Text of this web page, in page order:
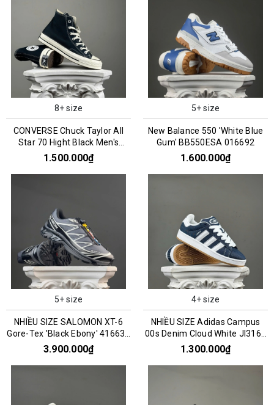
8+ size
CONVERSE Chuck Taylor All
Star 70 Hight Black Men's
162050C
1.500.000₫
5+ size
New Balance 550 'White Blue
Gum' BB550ESA 016692
1.600.000₫
5+ size
NHIỀU SIZE SALOMON XT-6
Gore-Tex 'Black Ebony' 416635
016159
3.900.000₫
4+ size
NHIỀU SIZE Adidas Campus
00s Denim Cloud White JI3163
045993
1.300.000₫